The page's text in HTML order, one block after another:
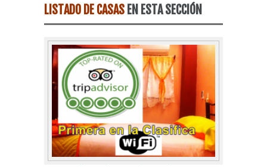
Cienfuegos
Trinidad
Otras Ciudades
Otros Servicios
LISTADO DE CASAS EN ESTA SECCIÓN